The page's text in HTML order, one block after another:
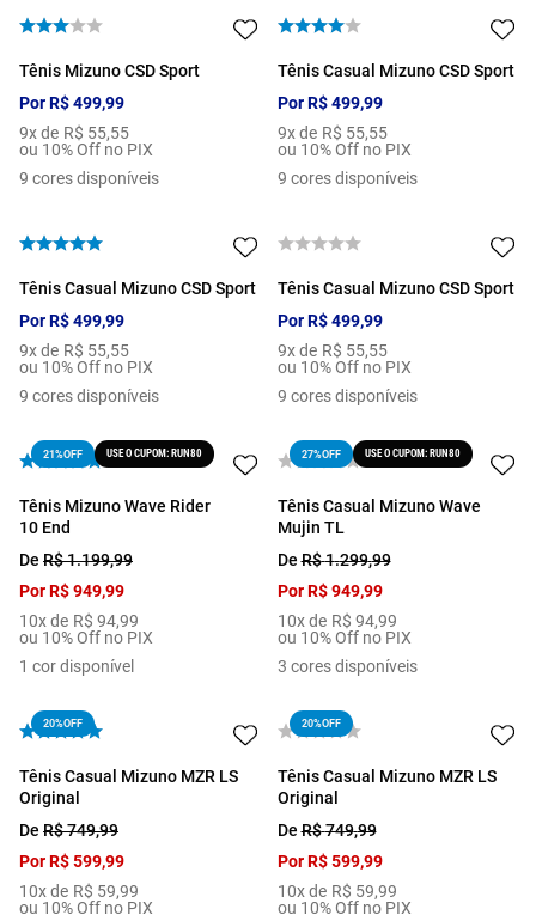
Tênis Mizuno CSD Sport
PorR$499,99
9x de R$ 55,55
ou 10% Off no PIX
9 cores disponíveis
Tênis Casual Mizuno CSD Sport
PorR$ 499,99
9x de R$ 55,55
ou 10% Off no PIX
9 cores disponíveis
Tênis Casual Mizuno CSD Sport
PorR$499,99
9x de R$ 55,55
ou 10% Off no PIX
9 cores disponíveis
Tênis Casual Mizuno CSD Sport
PorR$ 499,99
9x de R$ 55,55
ou 10% Off no PIX
9 cores disponíveis
21%OFF USE O CUPOM: RUN80
Tênis Mizuno Wave Rider
10 End
De R$1.199,99
PorR$949,99
10x de R$ 94,99
ou 10% Off no PIX
1 cor disponível
27%OFF USE O CUPOM: RUN80
Tênis Casual Mizuno Wave
Mujin TL
DeR$1.299,99
PorR$ 949,99
10x de R$ 94,99
ou 10% Off no PIX
3 cores disponíveis
20%OFF
Tênis Casual Mizuno MZR LS
Original
De R$749,99
PorR$599,99
10x de R$ 59,99
ou 10% Off no PIX
20%OFF
Tênis Casual Mizuno MZR LS
Original
DeR$749,99
PorR$ 599,99
10x de R$ 59,99
ou 10% Off no PIX